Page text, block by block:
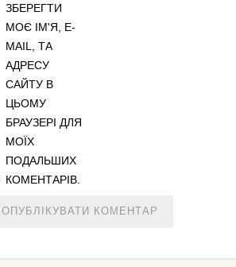
ЗБЕРЕГТИ
МОЄ ІМ'Я, E-
MAIL, ТА
АДРЕСУ
САЙТУ В
ЦЬОМУ
БРАУЗЕРІ ДЛЯ
МОЇХ
ПОДАЛЬШИХ
КОМЕНТАРІВ.